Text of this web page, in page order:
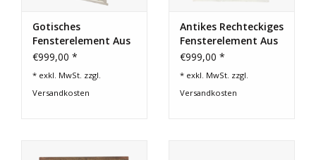
Gotisches
Fensterelement Aus
Gusseisen Für
Design
€999,00 *
* exkl. MwSt. zzgl.
Versandkosten
Antikes Rechteckiges
Fensterelement Aus
Gusseisen
€999,00 *
* exkl. MwSt. zzgl.
Versandkosten